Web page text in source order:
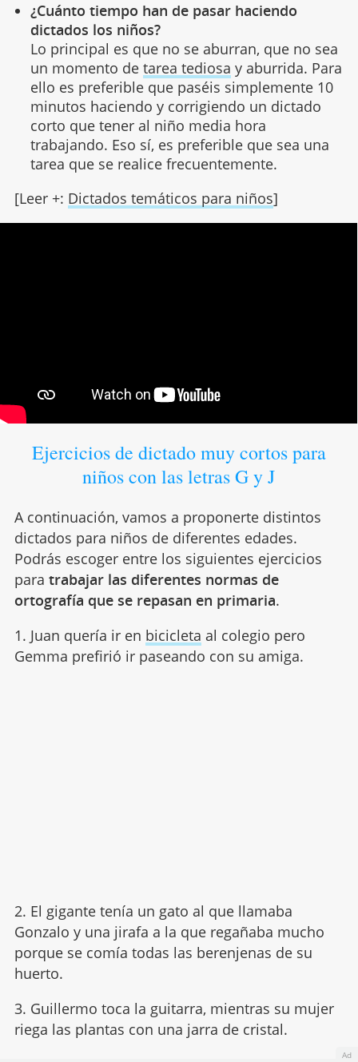
¿Cuánto tiempo han de pasar haciendo
dictados los niños?
Lo principal es que no se aburran, que no sea
un momento de tarea tediosa y aburrida. Para
ello es preferible que paséis simplemente 10
minutos haciendo y corrigiendo un dictado
corto que tener al niño media hora
trabajando. Eso sí, es preferible que sea una
tarea que se realice frecuentemente.
[Leer +: Dictados temáticos para niños]
Ejercicios de dictado muy cortos para
niños con las letras G y J
A continuación, vamos a proponerte distintos
dictados para niños de diferentes edades.
Podrás escoger entre los siguientes ejercicios
para trabajar las diferentes normas de
ortografía que se repasan en primaria.
1. Juan quería ir en bicicleta al colegio pero
Gemma prefirió ir paseando con su amiga.
2. El gigante tenía un gato al que llamaba
Gonzalo y una jirafa a la que regañaba mucho
porque se comía todas las berenjenas de su
huerto.
3. Guillermo toca la guitarra, mientras su mujer
riega las plantas con una jarra de cristal.
Ad